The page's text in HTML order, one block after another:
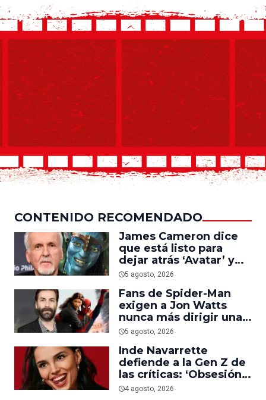
CONTENIDO RECOMENDADO
James Cameron dice
que está listo para
dejar atrás ‘Avatar’ y
trabajar en ‘el último
5 agosto, 2026
Fans de Spider-Man
exigen a Jon Watts
nunca más dirigir una
película del personaje
5 agosto, 2026
Inde Navarrette
defiende a la Gen Z de
las críticas: ‘Obsesión
es prueba de que los
4 agosto, 2026